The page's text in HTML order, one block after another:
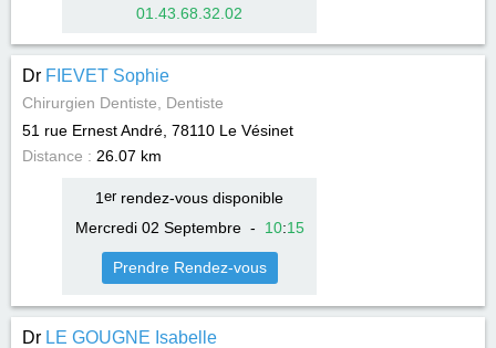
01.43.68.32.02
Dr FIEVET Sophie
Chirurgien Dentiste, Dentiste
51 rue Ernest André, 78110 Le Vésinet
Distance : 26.07 km
1 errendez-vous disponible
Mercredi 02 Septembre- 10:15
Prendre Rendez-vous
Dr LE GOUGNE Isabelle